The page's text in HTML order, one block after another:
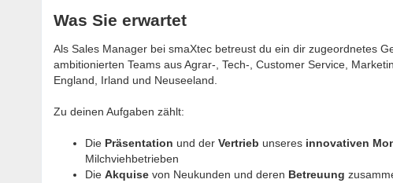
Was Sie erwartet
Als Sales Manager bei smaXtec betreust du ein dir zugeordnetes
ambitionierten Teams aus Agrar-, Tech-, Customer Service,
England, Irland und Neuseeland.
Zu deinen Aufgaben zählt:
Die Präsentation und der Vertrieb unseres innovativen
Milchviehbetrieben
Die Akquise von Neukunden und deren Betreuung